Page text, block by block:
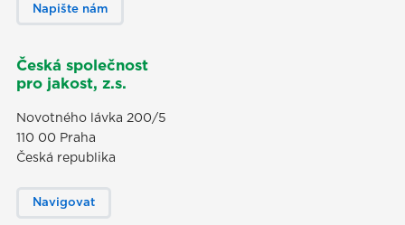
Napište nám
Česká společnost
pro jakost, z.s.
Novotného lávka 200/5
110 00 Praha
Česká republika
Navigovat